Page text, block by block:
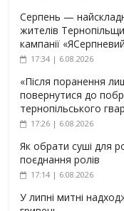
Серпень —
жителів
кампанії
17:34 | 6.08.2026
«Після поранення
повернутися до
тернопільського
17:26 | 6.08.2026
Як обрати суші для
поєднання ролів
17:14 | 6.08.2026
У липні митні